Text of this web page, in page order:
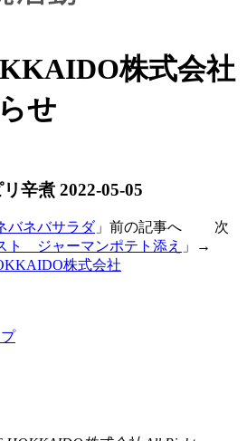
株式会社
せ
辛煮 2022-05-05
バネバサラダ 」前の記事へ 次
ト ジャーマンポテト添え 」→